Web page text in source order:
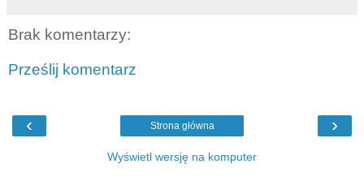
Brak komentarzy:
Prześlij komentarz
‹ ›
Strona główna
Wyświetl wersję na komputer